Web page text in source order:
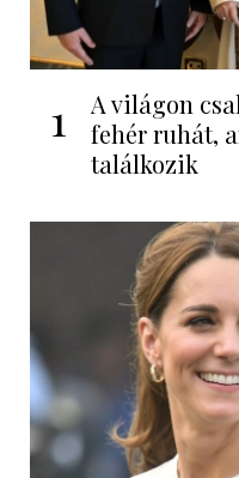
1
A világon
fehér ruhát,
találkozik